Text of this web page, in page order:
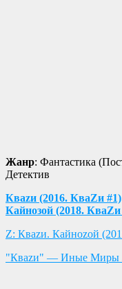
Жанр: Фантастика
Детектив
Кваzи (2016. КваZи #1)
Кайнозой (2018. КваZи
Z: Кваzи. Кайноzой
"Кваzи" — Иные Миры